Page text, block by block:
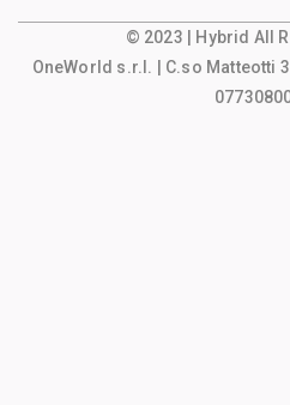
© 2023 | Hybrid All
OneWorld s.r.l.
| C.so Matteotti